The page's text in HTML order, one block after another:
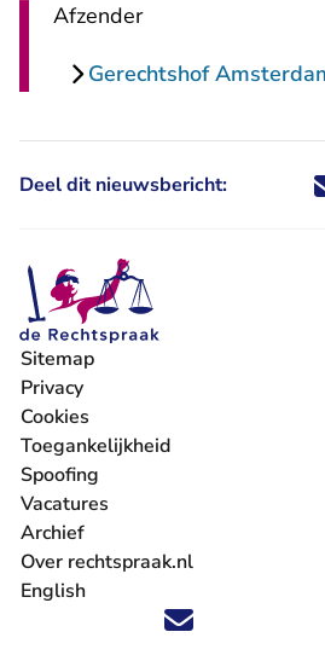
Afzender
Gerechtshof
Deel dit nieuwsbericht: Deel
Volg ons op X (Twitter) - U verlaat
Volg ons op Facebook - U
Volg ons op Instagram - U
Volg ons op Youtube -
Volg ons op
'Blijf op de
Sitemap
Privacy
Cookies
Toegankelijkheid
Spoofing
Vacatures
- U verlaat Rechtspraak.nl
Archief
Over rechtspraak.nl
English